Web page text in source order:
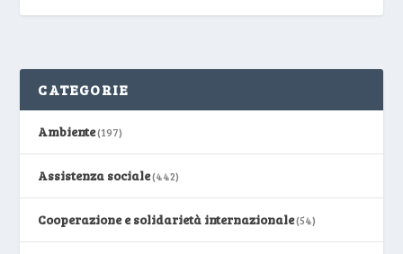
CATEGORIE
Ambiente(197)
Assistenza sociale(442)
Cooperazione e solidarietà internazionale(54)